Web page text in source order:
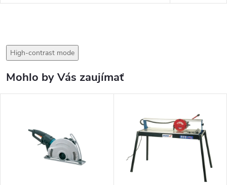
High-contrast mode
Mohlo by Vás zaujímať